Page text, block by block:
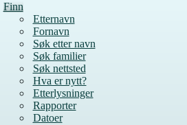
Finn
Etternavn
Fornavn
Søk etter navn
Søk familier
Søk nettsted
Hva er nytt?
Etterlysninger
Rapporter
Datoer